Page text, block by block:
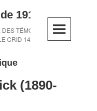
1914-1918
TÉMOINS DE LA
CRID 14-18
(1890-